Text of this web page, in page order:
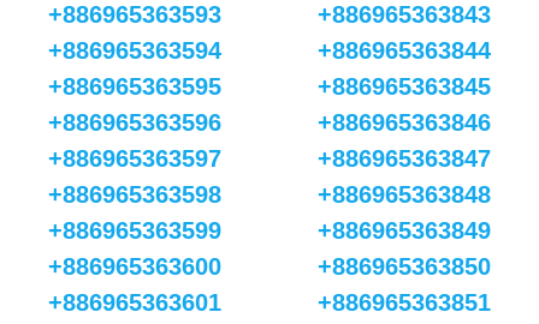
+886965363593
+886965363594
+886965363595
+886965363596
+886965363597
+886965363598
+886965363599
+886965363600
+886965363601
+886965363843
+886965363844
+886965363845
+886965363846
+886965363847
+886965363848
+886965363849
+886965363850
+886965363851